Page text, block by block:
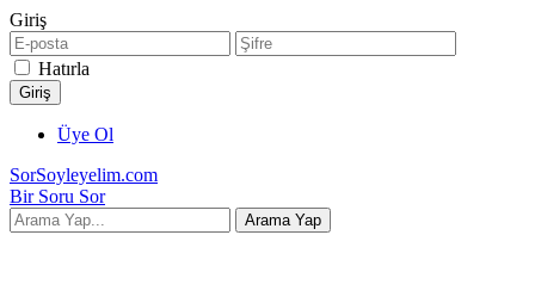
Giriş
Hatırla
Üye Ol
SorSoyleyelim.com
Bir Soru Sor